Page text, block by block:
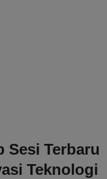
Sesi Terbaru
Teknologi